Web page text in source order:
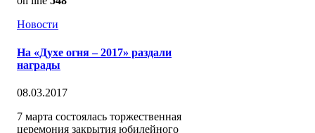
Новости
На «Духе огня – 2017» раздали
награды
08.03.2017
7 марта состоялась торжественная
церемония закрытия юбилейного